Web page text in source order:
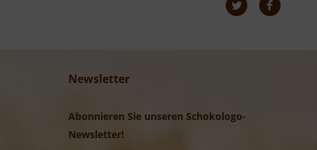
Newsletter
Abonnieren Sie unseren Schokologo-
Newsletter!